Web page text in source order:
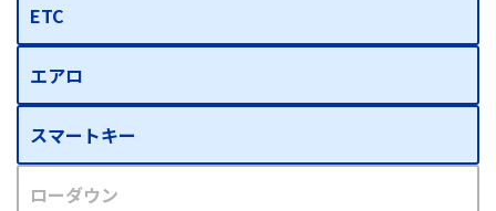
ETC
エアロ
スマートキー
ローダウン